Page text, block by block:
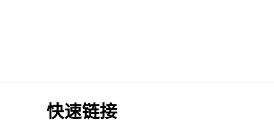
快速链接